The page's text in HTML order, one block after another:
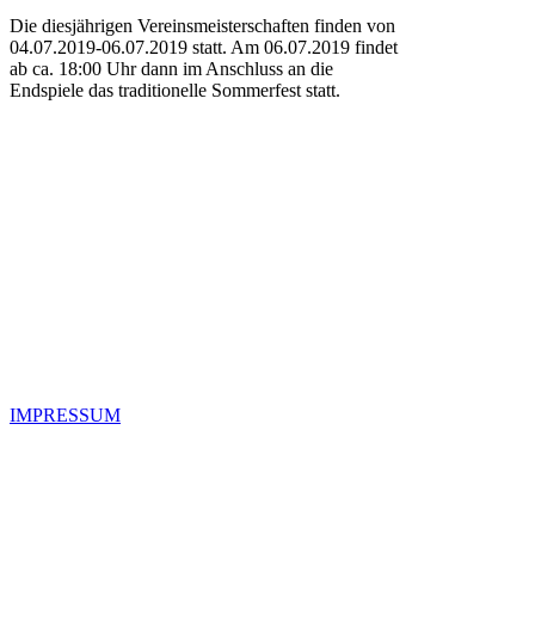
Die diesjährigen Vereinsmeisterschaften finden von
04.07.2019-06.07.2019 statt. Am 06.07.2019 findet
ab ca. 18:00 Uhr dann im Anschluss an die
Endspiele das traditionelle Sommerfest statt.
IMPRESSUM